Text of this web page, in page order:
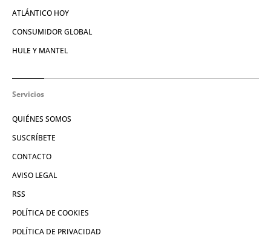
ATLÁNTICO HOY
CONSUMIDOR GLOBAL
HULE Y MANTEL
Servicios
QUIÉNES SOMOS
SUSCRÍBETE
CONTACTO
AVISO LEGAL
RSS
POLÍTICA DE COOKIES
POLÍTICA DE PRIVACIDAD